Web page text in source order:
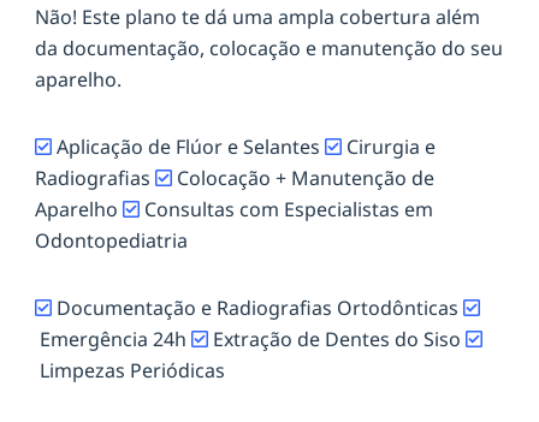
Não! Este plano te dá uma ampla cobertura além
da documentação, colocação e manutenção do seu
aparelho.
Aplicação de Flúor e Selantes
Cirurgia e
Radiografias
Colocação + Manutenção de
Aparelho
Consultas com Especialistas em
Odontopediatria
Documentação e Radiografias Ortodônticas
Emergência 24h
Extração de Dentes do Siso
Limpezas Periódicas